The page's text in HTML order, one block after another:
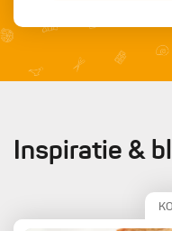
Inspiratie &